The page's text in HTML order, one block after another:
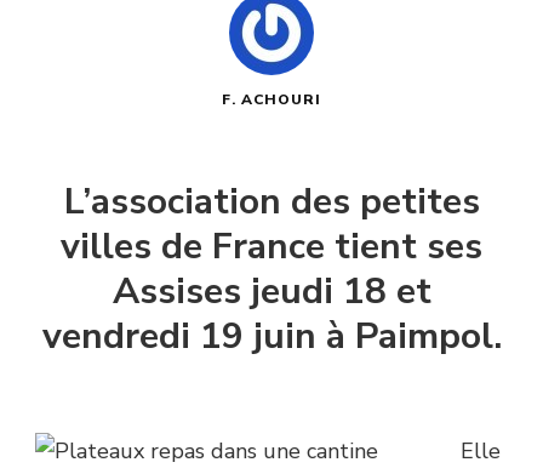
F. ACHOURI
L’association des petites
villes de France tient ses
Assises jeudi 18 et
vendredi 19 juin à Paimpol.
Elle